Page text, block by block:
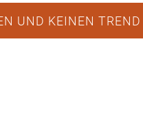
UND KEINEN TREND